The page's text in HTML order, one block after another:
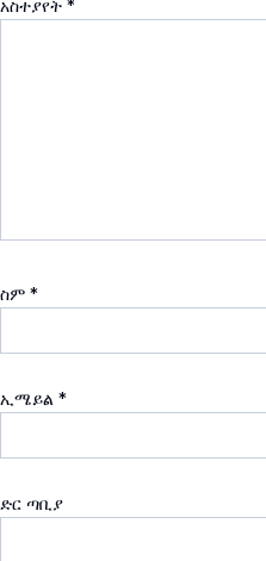
አስተያየት *
ስም *
ኢሜይል *
ድር ጣቢያ